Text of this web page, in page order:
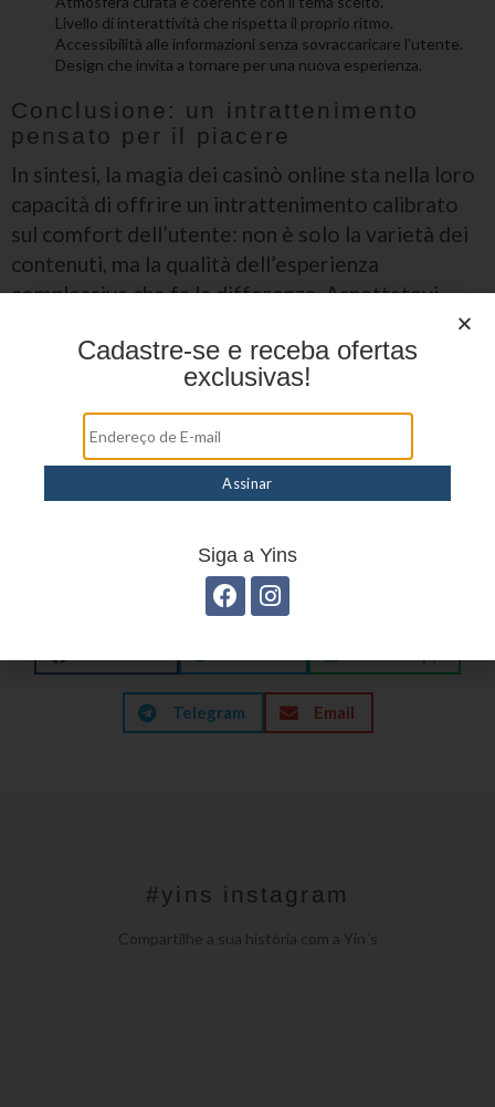
Livello di interattività che rispetta il proprio ritmo.
Accessibilità alle informazioni senza sovraccaricare l’utente.
Design che invita a tornare per una nuova esperienza.
Conclusione: un intrattenimento
pensato per il piacere
In sintesi, la magia dei casinò online sta nella loro
capacità di offrire un intrattenimento calibrato
sul comfort dell’utente: non è solo la varietà dei
contenuti, ma la qualità dell’esperienza
complessiva che fa la differenza. Aspettatevi
modulare e piccoli dettagli che trasformano una
semplice sessione in un momento di svago ben
riuscito. È un tipo di intrattenimento pensato per
chi cerca chiarezza, velocità e la libertà di godersi
il tempo al proprio ritmo.
GOSTOU? COMPARTILHE!
Telegram Email
#yins instagram
Compartilhe a sua história com a Yin´s
Cadastre-se e receba ofertas
exclusivas!
Siga a Yins